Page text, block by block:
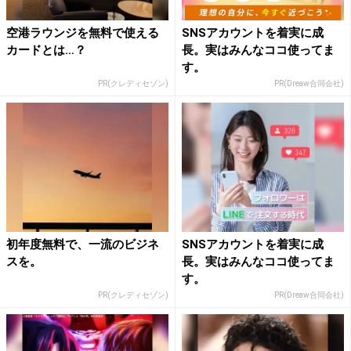
空港ラウンジを無料で使える
カードとは…？
PR(クレディセゾン)
SNSアカウントを着実に成
長。実はみんなココ使ってま
す。
PR(Dreaw合同会社)
初年度無料で、一流のビジネ
スを。
PR(クレディセゾン)
SNSアカウントを着実に成
長。実はみんなココ使ってま
す。
PR(Dreaw合同会社)